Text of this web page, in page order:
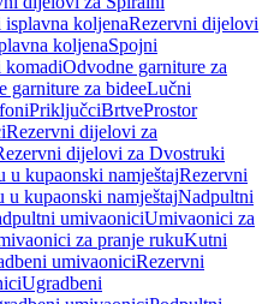
koljenaRezervni dijelovi
koljenaSpojni
komadiOdvodne garniture za
garniture za bideeLučni
PriključciBrtveProstor
Rezervni dijelovi za
dijelovi za Dvostruki
u kupaonski namještajRezervni
kupaonski namještajNadpultni
umivaoniciUmivaonici za
za pranje rukuKutni
umivaoniciRezervni
Ugradbeni